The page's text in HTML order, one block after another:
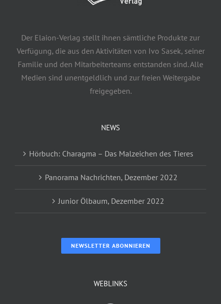
Der Elaion-Verlag stellt ihnen sämtliche Produkte zur
Verfügung, die aus den Aktivitäten von Ivo Sasek, seiner
Familie und den Mitarbeiterteams entstanden sind. Alle
Medien sind unentgeldlich und zur freien Weitergabe
freigegeben.
NEWS
Hörbuch: Charagma – Das Malzeichen des Tieres
Panorama Nachrichten, Dezember 2022
Junior Ölbaum, Dezember 2022
NEWSLETTER ABONNIEREN
WEBLINKS